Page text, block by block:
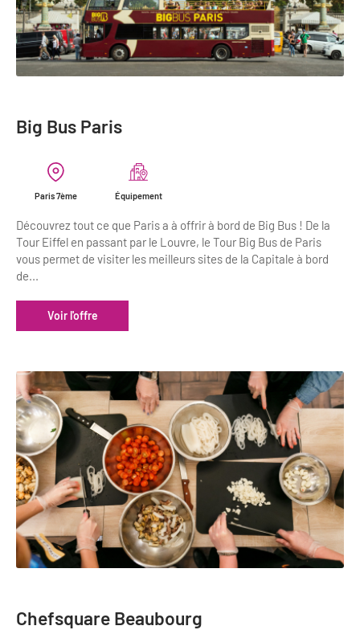
Big Bus Paris
Paris 7ème Équipement
Découvrez tout ce que Paris a à offrir à bord de Big Bus ! De la
Tour Eiffel en passant par le Louvre, le Tour Big Bus de Paris
vous permet de visiter les meilleurs sites de la Capitale à bord
de...
Voir l'offre
Chefsquare Beaubourg